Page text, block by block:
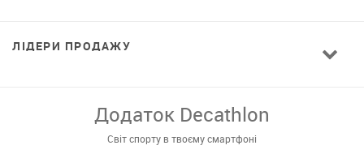
ЛІДЕРИ ПРОДАЖУ
Завантажуй додаток!
Комфортні покупки, ексклюзивні
пропозиції і зручний каталог в твоєму телефоні